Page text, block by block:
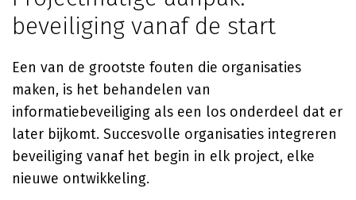
beveiliging vanaf de start
Een van de grootste fouten die organisaties
maken, is het behandelen van
informatiebeveiliging als een los onderdeel dat er
later bijkomt. Succesvolle organisaties integreren
beveiliging vanaf het begin in elk project, elke
nieuwe ontwikkeling.